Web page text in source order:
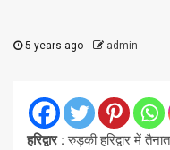
5 years ago admin
हरिद्वार : रुड़की हरिद्वार में